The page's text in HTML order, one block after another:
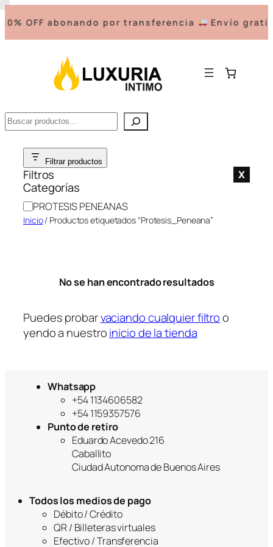
OFF abonando por transferencia Envío
Buscar
Saltar
contenido
Filtrar productos
Filtros X
Categorías
C
a
a
PROTESIS PENEANAS
Inicio/ Productos etiquetados “Protesis_Peneana”
No se han encontrado resultados
Puedes probarvaciando cualquier filtroo
yendo a nuestroinicio de la tienda
Whatsapp
+54 1134606582
+54 1159357576
Punto de retiro
Eduardo Acevedo 216
Caballito
Ciudad Autonoma de Buenos Aires
Todos los medios de pago
Débito / Crédito
QR / Billeteras virtuales
Efectivo / Transferencia